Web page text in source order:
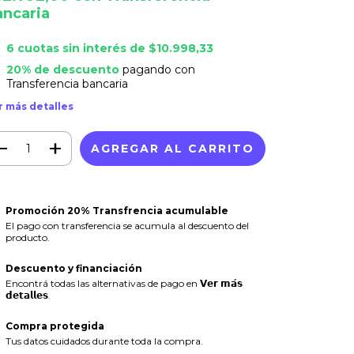
6 cuotas sin interés de $10.998,33
20% de descuentopagando con
Transferencia bancaria
más detalles
Promoción 20% Transfrencia acumulable
El pago con transferencia se acumula al descuento del
producto.
Descuento y financiación
Encontrá todas las alternativas de pago en 𝗩𝗲𝗿 𝗺𝗮́𝘀
𝗱𝗲𝘁𝗮𝗹𝗹𝗲𝘀.
Compra protegida
Tus datos cuidados durante toda la compra.